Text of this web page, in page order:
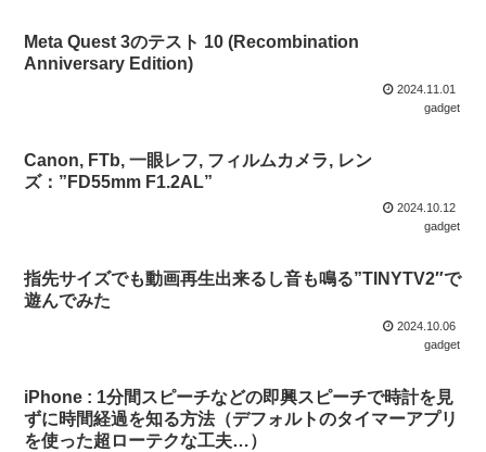
Meta Quest 3のテスト 10 (Recombination
Anniversary Edition)
2024.11.01
gadget
Canon, FTb, 一眼レフ, フィルムカメラ, レン
ズ：”FD55mm F1.2AL”
2024.10.12
gadget
指先サイズでも動画再生出来るし音も鳴る”TINYTV2″で
遊んでみた
2024.10.06
gadget
iPhone : 1分間スピーチなどの即興スピーチで時計を見
ずに時間経過を知る方法（デフォルトのタイマーアプリ
を使った超ローテクな工夫…）